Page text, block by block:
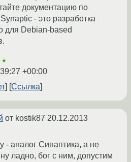
документацию по
- это разработка
для Debian-based
+00:00
Ссылка
от kostik87 20.12.2013
- аналог Синаптика, а не
ладно, бог с ним, допустим